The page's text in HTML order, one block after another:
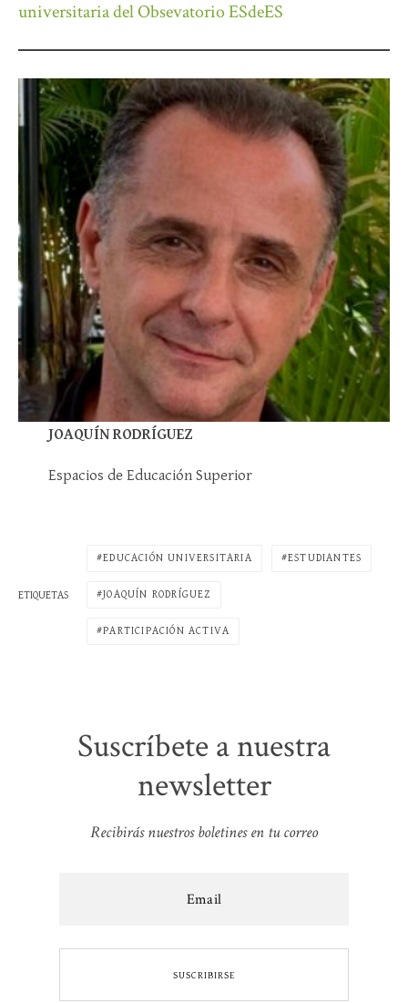
universitaria del Obsevatorio ESdeES
JOAQUÍN RODRÍGUEZ
Espacios de Educación Superior
ETIQUETAS
EDUCACIÓN UNIVERSITARIA ESTUDIANTES
JOAQUÍN RODRÍGUEZ
PARTICIPACIÓN ACTIVA
Suscríbete a nuestra
newsletter
Recibirás nuestros boletines en tu correo